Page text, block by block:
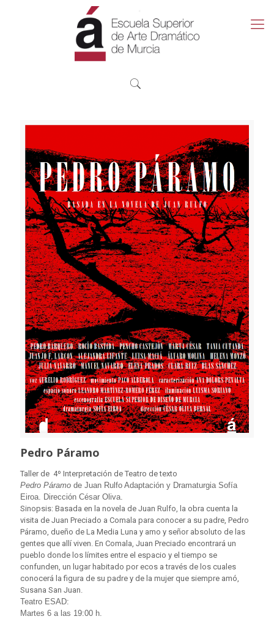
Pedro Páramo
Taller de 4º Interpretación de Teatro de texto
Pedro Páramo de Juan Rulfo Adaptación y Dramaturgia Sofía
Eiroa. Dirección César Oliva.
Sinopsis: Basada en la novela de Juan Rulfo, la obra cuenta la
visita de Juan Preciado a Comala para conocer a su padre, Pedro
Páramo, dueño de La Media Luna y amo y señor absoluto de las
gentes que allí viven. En Comala, Juan Preciado encontrará un
pueblo donde los límites entre el espacio y el tiempo se
confunden, un lugar habitado por ecos a través de los cuales
conocerá la figura de su padre y de la mujer que siempre amó,
Susana San Juan.
Teatro ESAD:
Martes 6 a las 19:00 h.